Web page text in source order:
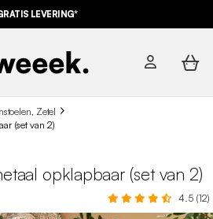
LEVERING*
Zetel
(set van 2)
opklapbaar (set van 2)
4.5 (12)